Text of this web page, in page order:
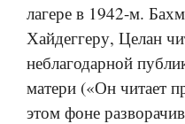
лагере в 1942-м.
Хайдеггеру, Целан
неблагодарной
матери («Он читает
этом фоне